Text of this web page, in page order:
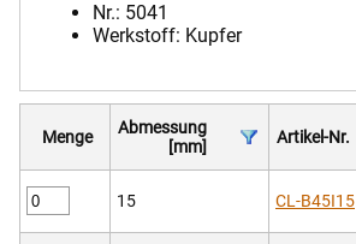
Nr.: 5041
Werkstoff: Kupfer
Menge
Abmessung
[mm]
Artikel-Nr.
15 CL-B45I15